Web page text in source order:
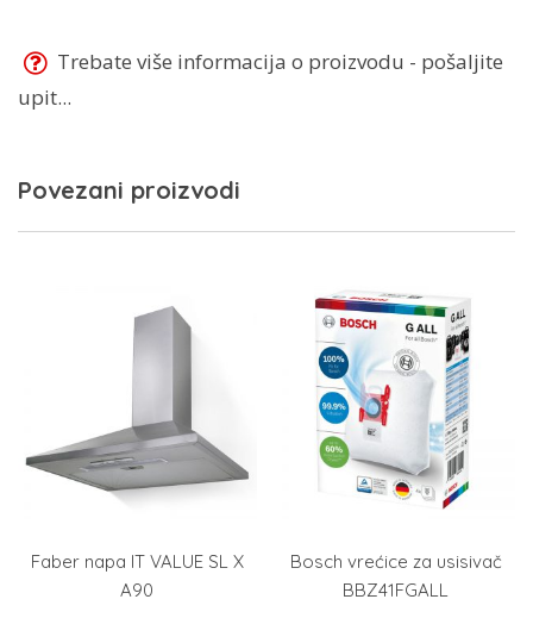
Trebate više informacija o proizvodu - pošaljite
upit...
Povezani proizvodi
Faber napa IT VALUE SL X
A90
Bosch vrećice za usisivač
BBZ41FGALL